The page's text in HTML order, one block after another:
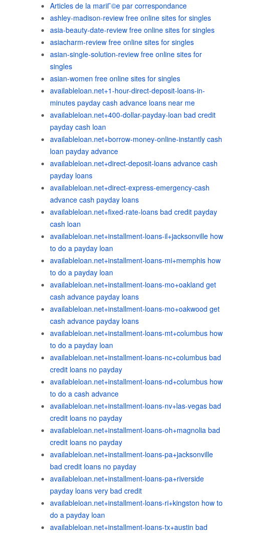
Articles de la mariГ©e par correspondance
ashley-madison-review free online sites for singles
asia-beauty-date-review free online sites for singles
asiacharm-review free online sites for singles
asian-single-solution-review free online sites for
singles
asian-women free online sites for singles
availableloan.net+1-hour-direct-deposit-loans-in-
minutes payday cash advance loans near me
availableloan.net+400-dollar-payday-loan bad credit
payday cash loan
availableloan.net+borrow-money-online-instantly cash
loan payday advance
availableloan.net+direct-deposit-loans advance cash
payday loans
availableloan.net+direct-express-emergency-cash
advance cash payday loans
availableloan.net+fixed-rate-loans bad credit payday
cash loan
availableloan.net+installment-loans-il+jacksonville how
to do a payday loan
availableloan.net+installment-loans-mi+memphis how
to do a payday loan
availableloan.net+installment-loans-mo+oakland get
cash advance payday loans
availableloan.net+installment-loans-mo+oakwood get
cash advance payday loans
availableloan.net+installment-loans-mt+columbus how
to do a payday loan
availableloan.net+installment-loans-nc+columbus bad
credit loans no payday
availableloan.net+installment-loans-nd+columbus how
to do a cash advance
availableloan.net+installment-loans-nv+las-vegas bad
credit loans no payday
availableloan.net+installment-loans-oh+magnolia bad
credit loans no payday
availableloan.net+installment-loans-pa+jacksonville
bad credit loans no payday
availableloan.net+installment-loans-pa+riverside
payday loans very bad credit
availableloan.net+installment-loans-ri+kingston how to
do a payday loan
availableloan.net+installment-loans-tx+austin bad